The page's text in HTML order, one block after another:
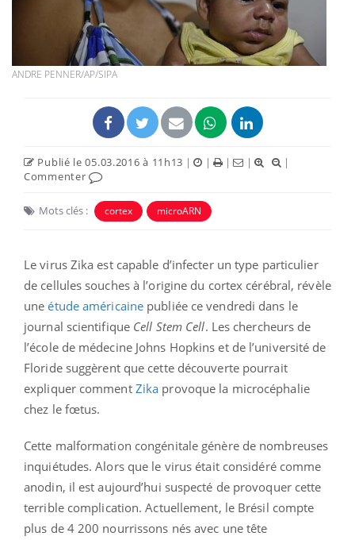
ANDRE PENNER/AP/SIPA
Publié le 05.03.2016 à 11h13 | | | |
|
Commenter
Mots clés : cortex microARN
Le virus Zika est capable d’infecter un type particulier
de cellules souches à l’origine du cortex cérébral, révèle
uneétude américaine publiée ce vendredi dans le
journal scientifique Cell Stem Cell. Les chercheurs de
l’école de médecine Johns Hopkins et de l’université de
Floride suggèrent que cette découverte pourrait
expliquer comment Zika provoque la microcéphalie
chez le fœtus.
Cette malformation congénitale génère de nombreuses
inquiétudes. Alors que le virus était considéré comme
anodin, il est aujourd’hui suspecté de provoquer cette
terrible complication. Actuellement, le Brésil compte
plus de 4 200 nourrissons nés avec une tête